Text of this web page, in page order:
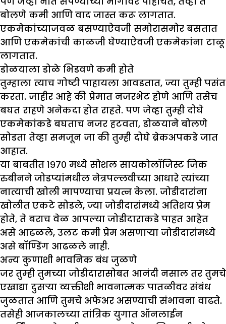
बोलणे कमी आणि वाद जास्त करू लागतात.
एकमेकांच्याजवळ बसण्याऐवजी समोरासमोर बसतात
आणि एकमेकांची काळजी घेण्याऐवजी एकमेकांना टाळू
लागतात.
डोळयाला डोळे भिडवणे कमी होते
तुम्हाला त्याच गोष्टी पाहायला आवडतात, ज्या तुम्ही पसंत
करता. जाहीर आहे की प्रेमात नजरभेट होणे आणि तसेच
बघत राहणे अनेकदा होत राहते. पण जेव्हा तुम्ही दोघे
एकमेकांकडे बघताच नजर हटवता, डोळयाने बोलणे
सोडता तेव्हा समजून जा की तुम्ही दोघे ब्रेकअपकडे जात
आहात.
या बाबतीत १९७० मध्ये सोशल सायकोलॉजिस्ट जिक
रुबीनने जोडप्यांमधील नेत्रपल्लवीच्या आधारे त्यांच्या
नात्याची खोली मापण्याचा प्रयत्न केला. जोडीदारांना
खोलीत एकटे सोडले, ज्या जोडीदारांमध्ये अतिशय प्रेम
होते, ते बराच वेळ आपल्या जोडीदाराकडे पाहत आहेत
असे आढळले, उलट कमी प्रेम असणाऱ्या जोडीदारांमध्ये
असे बॉण्डिंग आढळले नाही.
अन्य कुणाशी भावनिक बंध जुळणे
जर तुम्ही तुमच्या जोडीदारासोबत आनंदी नसाल तर तुमचे
एखाद्या दुसऱ्या व्यक्तीशी भावनात्मक पातळीवर संबंध
जुळतात आणि तुमचे अफेअर असण्याची संभावना वाढते.
तसेही आजकालच्या तांत्रिक युगात ऑनलाईन